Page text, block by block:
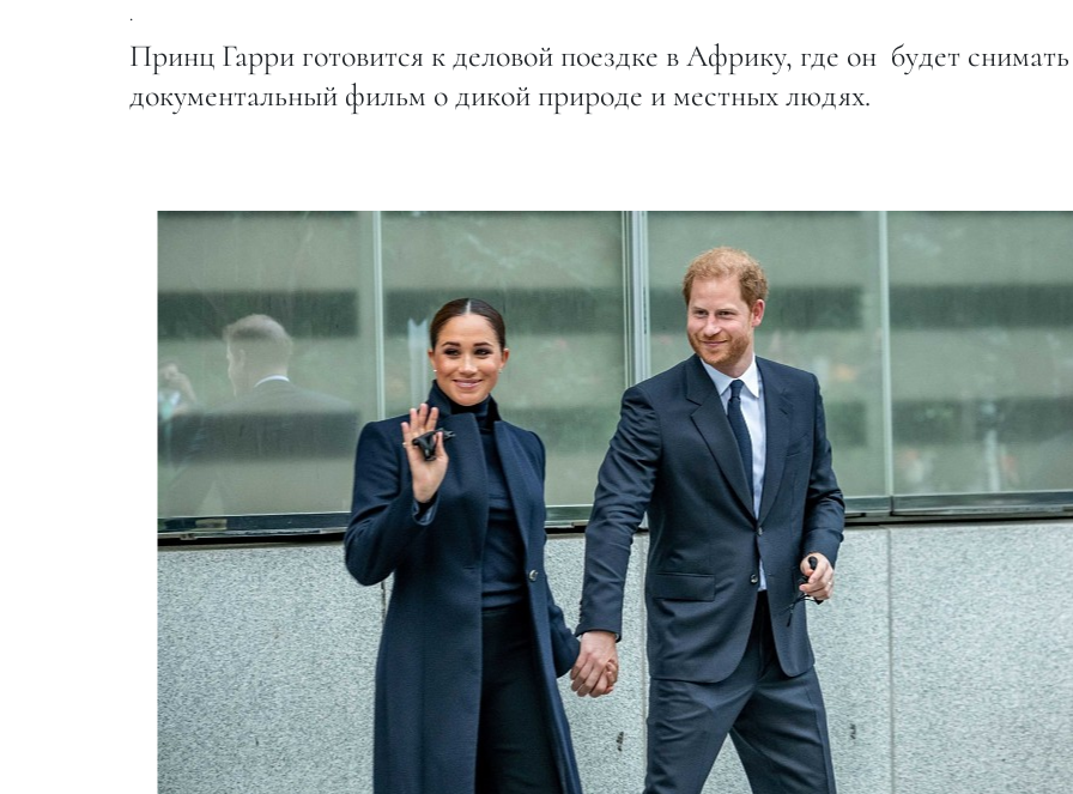
.
Принц Гарри готовится к деловой поездке в Африку, где он будет снимать
документальный фильм о дикой природе и местных людях.